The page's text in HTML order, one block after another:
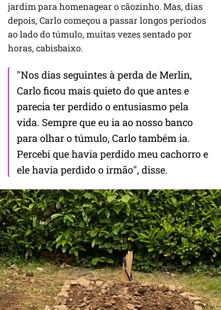
jardim para homenagear o cãozinho. Mas, dias
depois, Carlo começou a passar longos períodos
ao lado do túmulo, muitas vezes sentado por
horas, cabisbaixo.
"Nos dias seguintes à perda de Merlin,
Carlo ficou mais quieto do que antes e
parecia ter perdido o entusiasmo pela
vida. Sempre que eu ia ao nosso banco
para olhar o túmulo, Carlo também ia.
Percebi que havia perdido meu cachorro e
ele havia perdido o irmão", disse.